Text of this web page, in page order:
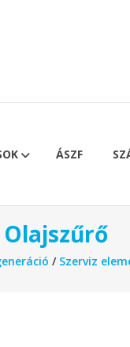
ÁSZF
Olajszűrő
/ Szerviz